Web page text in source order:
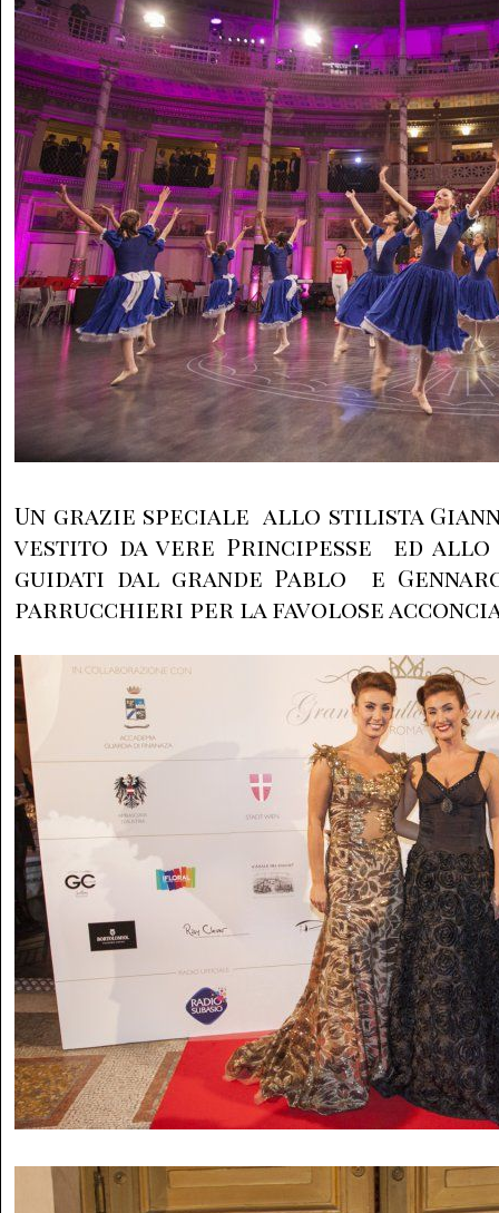
Un grazie speciale allo stilista
vestito da vere Principesse ed
guidati dal grande Pablo e
parrucchieri per la favolose